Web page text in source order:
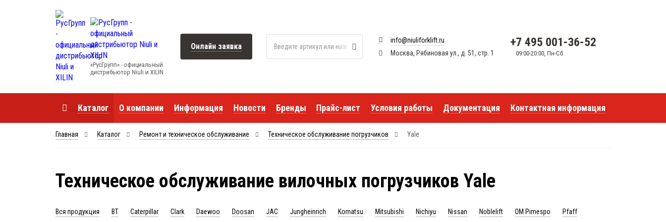
«РусГрупп» - официальный
диcтрибьютор Niuli и XILIN
Онлайн заявка
info@niuliforklift.ru
Москва, Рябиновая ул., д. 51, стр. 1
+7 495 001-36-52
09:00-20:00, Пн-Сб
Каталог О компании Информация Новости Бренды Прайс-лист Условия работы Документация Контактная информация
Главная Каталог Ремонт и техническое обслуживание Техническое обслуживание погрузчиков Yale
Техническое обслуживание вилочных погрузчиков Yale
Вся продукция BT Caterpillar Clark Daewoo Doosan JAC Jungheinrich Komatsu Mitsubishi Nichiyu Nissan Noblelift OM Pimespo Pfaff